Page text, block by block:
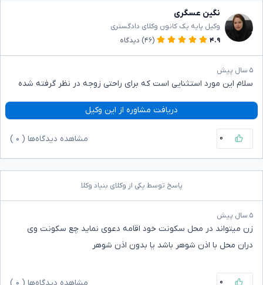
نگین عسگری
وکیل پایه یک کانون وکلای دادگستری
۴.۹
(۴۶) دیدگاه
۵ سال پیش
سلام این مورد استثنایی است که برای راحتی زوجه در نظر گرفته شده
دریافت مشاوره از این وکیل
۰ مشاهده دیدگاه‌ها ( ۰
پاسخ توسط یکی از وکلای بنیاد وکلا
۵ سال پیش
زن میتواند در محل سکونت خود اقامه دعوی نماید چع سکونت وی
دران محل با اذن شوهر باشد یا بدون اذن شوهر
۰